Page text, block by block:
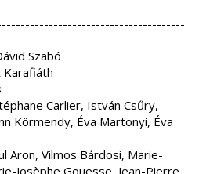
Szabó
Karafiáth
Carlier, István Csűry,
Körmendy, Éva Martonyi, Éva
Aron, Vilmos Bárdosi, Marie-
Josèphe Gouesse, Jean-Pierre